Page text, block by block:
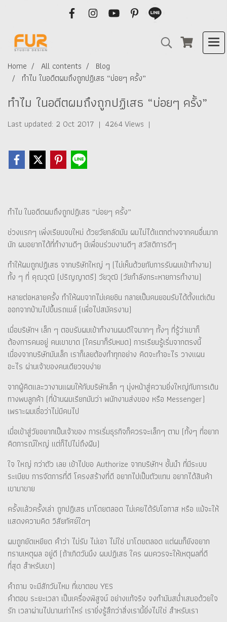
Home All contents
Blog
ทำไม ในอดีตผมถึงถูกปฏิเสธ “บ่อยๆ ครั้ง”
ทำไม ในอดีตผมถึงถูกปฏิเสธ “บ่อยๆ ครั้ง”
Last updated: 2 Oct 2017 | 4264 Views |
ทำไม ในอดีตผมถึงถูกปฏิเสธ “บ่อยๆ ครั้ง”
ช่วงแรกๆ เพิ่งเรียนจบใหม่ ด้วยวัยกลัดมัน ผมไม่ได้แตกต่างจากคนอื่นมาก
นัก ผมอยากได้ที่ทำงานดีๆ มีเพื่อนร่วมงานดีๆ สวัสดิการดีๆ
ทำให้ผมถูกปฏิเสธ จากบริษัทใหญ่ ๆ (ไม่เห็นด้วยกับการรับผมเข้าทำงาน)
ทั้ง ๆ ที่ คุณวุฒิ (ปริญญาตรี) วัยวุฒิ (วัยกำลังกระหายการทำงาน)
หลายต่อหลายครั้ง ทำให้ผมจากไม่เคยชิน กลายเป็นคนยอมรับได้ตั้งแต่เดิน
ออกจากบ้านไปขึ้นรถเมล์ (เพื่อไปสมัครงาน)
เมื่อบริษัทฯ เล็ก ๆ ตอบรับผมเข้าทำงานผมดีใจมากๆ ทั้งๆ ที่รู้ว่าเขาก็
ต้องการคนอยู่ คนเขาขาด (ใครมาก็รับหมด) การเรียนรู้เริ่มจากตรงนี้
เนื่องจากบริษัทมันเล็ก เราก็เลยต้องทำทุกอย่าง คิดจะทำอะไร วางแผน
อะไร ผ่านเจ้าของคนเดียวจบง่าย
จากผู้คิดและวางานแผนให้กับบริษัทเล็ก ๆ มุ่งหน้าสู่ความยิ่งใหญ่กับการเดิน
ทางพบลูกค้า (ที่บ้านผมเรียกมันว่า พนักงานส่งของ หรือ Messenger)
เพราะผมเชื่อว่าไม่มีคนไป
เมื่อเข้าสู่วัยอยากเป็นเจ้าของ การเริ่มธุรกิจก็ควรจะเล็กๆ ตาม (ทั้งๆ ที่อยาก
คิดการณ์ใหญ่ แต่ก็ไปไม่ถึงฝัน)
ใจ ใหญ่ กว่าตัว เลย เข้าไปขอ Authorize จากบริษัทฯ ชั้นนำ ที่มีระบบ
ระเบียบ การจัดการที่ดี โครงสร้างที่ดี อยากไปเป็นตัวแทน อยากได้สินค้า
เขามาขาย
ครั้งแล้วครั้งเล่า ถูกปฏิเสธ มาโดยตลอด ไม่เคยได้รับโอกาส หรือ แม้จะให้
แสดงความคิด วิสัยทัศย์ใดๆ
ผมถูกยัดเหยียด คำว่า ไม่รับ ไม่เอา ไม่ใช่ มาโดยตลอด แต่ผมก็ยังอยาก
ทราบเหตุผล อยู่ดี (ถ้าเกิดวันนึง ผมปฏิเสธ ใคร ผมควรจะให้เหตุผลที่ดี
ที่สุด สำหรับเขา)
คำถาม จะมีสักวันไหม ที่เขาตอบ YES
คำตอบ ระยะเวลา เป็นเครื่องพิสูจน์ อย่างแท้จริง จงทำมันสม่ำเสมอด้วยใจ
รัก เวลาผ่านไปนานเท่าไหร่ เรายิ่งรู้สึกว่าสิ่งเรานี้ยิ่งไม่ใช่ สำหรับเรา